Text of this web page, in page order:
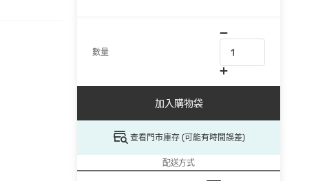
數量
加入購物袋
查看門市庫存 (可能有時間誤差)
配送方式